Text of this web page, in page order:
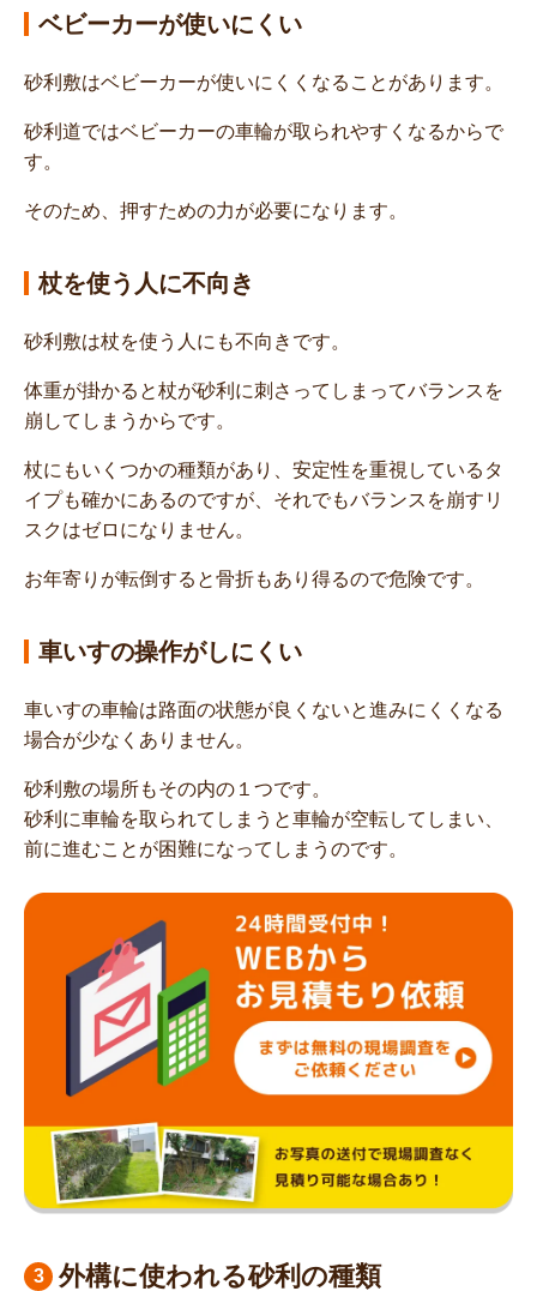
ベビーカーが使いにくい
砂利敷はベビーカーが使いにくくなることがあります。
砂利道ではベビーカーの車輪が取られやすくなるからで
す。
そのため、押すための力が必要になります。
杖を使う人に不向き
砂利敷は杖を使う人にも不向きです。
体重が掛かると杖が砂利に刺さってしまってバランスを
崩してしまうからです。
杖にもいくつかの種類があり、安定性を重視しているタ
イプも確かにあるのですが、それでもバランスを崩すリ
スクはゼロになりません。
お年寄りが転倒すると骨折もあり得るので危険です。
車いすの操作がしにくい
車いすの車輪は路面の状態が良くないと進みにくくなる
場合が少なくありません。
砂利敷の場所もその内の１つです。
砂利に車輪を取られてしまうと車輪が空転してしまい、
前に進むことが困難になってしまうのです。
外構に使われる砂利の種類